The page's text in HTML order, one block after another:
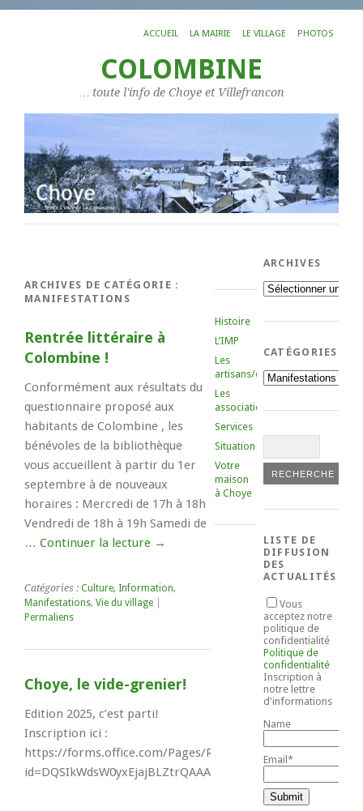
ACCUEIL LA MAIRIE LE VILLAGE PHOTOS
COLOMBINE
… toute l'info de Choye et Villefrancon
ARCHIVES DE CATÉGORIE :
MANIFESTATIONS
Rentrée littéraire à
Colombine !
Conformément aux résultats du
questionnaire proposé aux
habitants de Colombine , les
bénévoles de la bibliothèque
vous accueillent à partir du 1er
septembre à de nouveaux
horaires : Mercredi de 17h à 18h
Vendredi de 18h à 19h Samedi de
… Continuer la lecture →
Catégories : Culture, Information,
Manifestations, Vie du village
Permaliens
Choye, le vide-grenier!
Edition 2025, c’est parti!
Inscription ici :
https://forms.office.com/Pages/ResponsePage.aspx?
Histoire
L’IMP
Les
artisans/commerçants
Les
associations
Services
Situation
Votre
maison
à Choye
ARCHIVES
Archives
CATÉGORIES
Catégories
LISTE DE
DIFFUSION
DES
ACTUALITÉS
Vous
acceptez notre
politique de
confidentialité
Politique de
confidentialité
Inscription à
notre lettre
d'informations
Name
Email*